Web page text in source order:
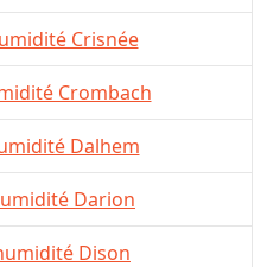
Crisnée
Crombach
Dalhem
Darion
Dison